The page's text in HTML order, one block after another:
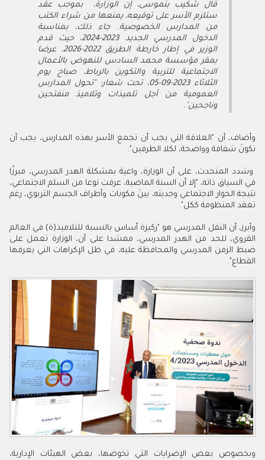
قال شكيب بنموسى، إن الوزارة، بموجب عقد
ستلزم الأسر على توقيعه، يمنعها من شراء الكتب
من المدارس الخصوصية. جاء ذلك، بمناسبة
الدخول المدرسي الجديد 2023-2024، حيث قدم
الوزير في إطار خارطة الطريق 2022-2026، عرضا
بمقر مؤسسة محمد السادس للنهوض بالأعمال
الاجتماعية للتربية والتكوين بالرباط، صباح يوم
الثلاثاء 2023-09-05، تحت شعار: "تحول المدارس
العمومية من أجل تلميذات وتلاميذ منفتحين
وناجحين".
وأضاف، أن "العلاقة التي يجب أن تجمع الأسر بهذه المدارس، يجب أن
تكونَ شفافة وواضحة، لكلا الطرفين".
وشدد المتحدث، على أن الوزارة، واعية بمشكلة الهدر المدرسي، مبرزًا
في السياق ذاته، "إلا أن السنة الماضية، عرفت نوعا من السلم الاجتماعي،
نتيجة الحوار الاجتماعي وجديته، بينَ مكونات وأطراف الجسم التربوي، رغم
تعقد المنظومة ككل".
وأبرز، أن النقل المدرسي هو "ركيزة أساس بالنسبة للتلاميذ(ة) في العالم
القروي، للحد من الهدر المدرسي، ممشدا على أن، الوزارة تعمل على
ضبط الزمن المدرسي والمحافظة عليه، في ظل الإكراهات التي يعرفها
القطاع".
وبخصوص بعض الإضرابات التي تخوضها، بعض الهيئات الإدارية،